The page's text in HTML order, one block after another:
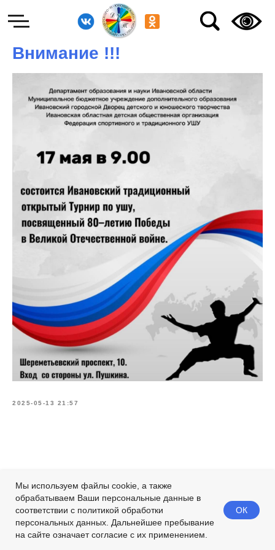
Мы используем файлы cookie, а также
обрабатываем Ваши персональные данные в
соответствии с политикой обработки
персональных данных. Дальнейшее пребывание
на сайте означает согласие с их применением.
ОК
Внимание !!!
2025-05-13 21:57